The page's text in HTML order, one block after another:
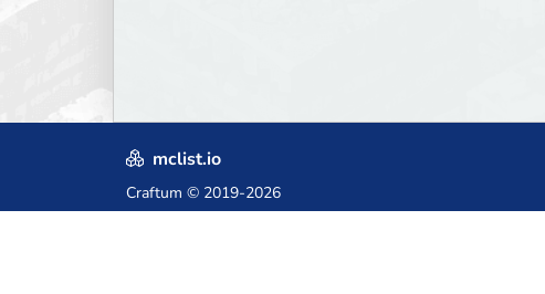
mclist.io
Craftum © 2019-2026